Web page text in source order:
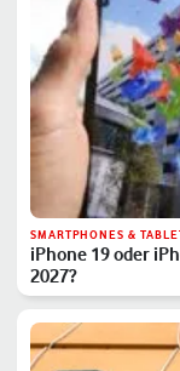
SMARTPHONES &
iPhone 19 oder
2027?